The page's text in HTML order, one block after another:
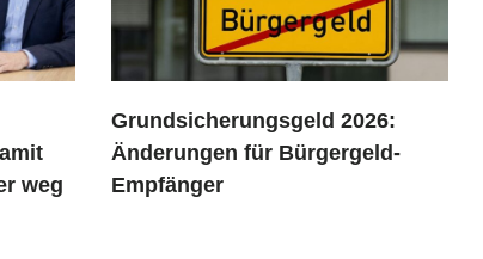
weg
Grundsicherungsgeld 2026:
Änderungen für Bürgergeld-
Empfänger